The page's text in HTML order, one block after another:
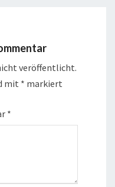
veröffentlicht.
mit * markiert
*